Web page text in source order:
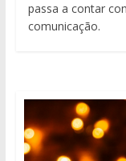
passa a contar
comunicação.